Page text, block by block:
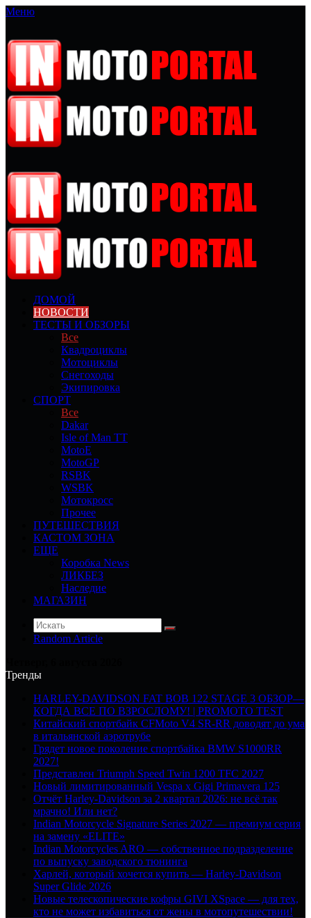
Меню
ДОМОЙ
НОВОСТИ
ТЕСТЫ И ОБЗОРЫ
Все
Квадроциклы
Мотоциклы
Снегоходы
Экипировка
СПОРТ
Все
Dakar
Isle of Man TT
MotoE
MotoGP
RSBK
WSBK
Мотокросс
Прочее
ПУТЕШЕСТВИЯ
КАСТОМ ЗОНА
ЕЩЕ
Коробка News
ЛИКБЕЗ
Наследие
МАГАЗИН
Random Article
Тренды
HARLEY-DAVIDSON FAT BOB 122 STAGE 3 ОБЗОР—
КОГДА ВСЕ ПО ВЗРОСЛОМУ! | PROMOTO TEST
Китайский спортбайк CFMoto V4 SR-RR доводят до ума
в итальянской аэротрубе
Грядет новое поколение спортбайка BMW S1000RR
2027!
Представлен Triumph Speed Twin 1200 TFC 2027
Новый лимитированный Vespa x Gigi Primavera 125
Отчёт Harley-Davidson за 2 квартал 2026: не всё так
мрачно! Или нет?
Indian Motorcycle Signature Series 2027 — премиум серия
на замену «ELITE»
Indian Motorcycles ARO — собственное подразделение
по выпуску заводского тюнинга
Харлей, который хочется купить — Harley-Davidson
Super Glide 2026
Новые телескопические кофры GIVI XSpace — для тех,
кто не может избавиться от жены в мотопутешествии!